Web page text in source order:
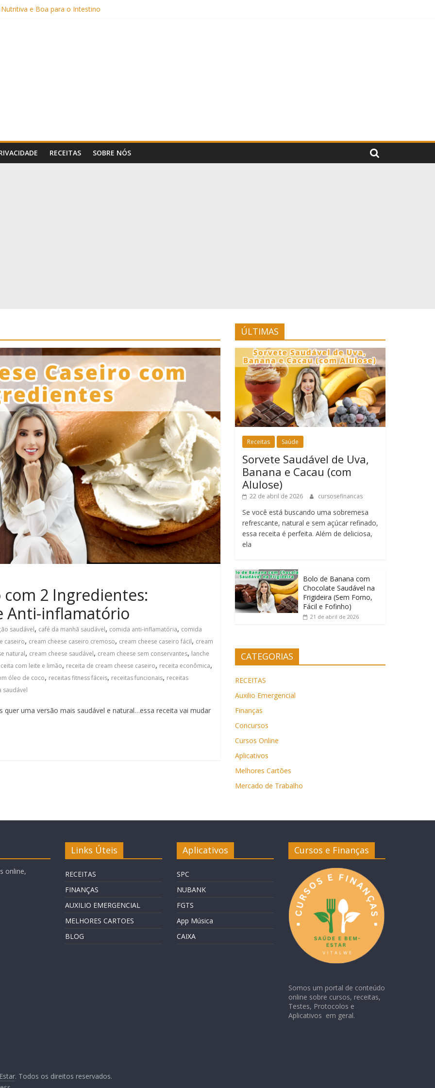
e Boa para o Intestino
(Sem Forno, Fácil e Fofinho)
Receita Prática e Deliciosa
RECEITAS SOBRE NÓS
com 2 Ingredientes:
Anti-inflamatório
saudável, café da manhã saudável, comida anti-inflamatória, comida
caseiro, cream cheese caseiro cremoso, cream cheese caseiro fácil, cream
natural, cream cheese saudável, cream cheese sem conservantes, lanche
com leite e limão, receita de cream cheese caseiro, receita econômica,
óleo de coco, receitas fitness fáceis, receitas funcionais, receitas
saudável
uma versão mais saudável e natural…essa receita vai mudar
ÚLTIMAS
Receitas Saúde
Sorvete Saudável de Uva,
Banana e Cacau (com
Alulose)
22 de abril de 2026 cursosefinancas
Se você está buscando uma sobremesa
refrescante, natural e sem açúcar refinado,
essa receita é perfeita. Além de deliciosa,
ela
Bolo de Banana com
Chocolate Saudável na
Frigideira (Sem Forno,
Fácil e Fofinho)
21 de abril de 2026
CATEGORIAS
RECEITAS
Auxilio Emergencial
Finanças
Concursos
Cursos Online
Aplicativos
Melhores Cartões
Mercado de Trabalho
online,
Links Úteis
RECEITAS
FINANÇAS
AUXILIO EMERGENCIAL
MELHORES CARTOES
BLOG
Aplicativos
SPC
NUBANK
FGTS
App Música
CAIXA
Cursos e Finanças
Somos um portal de conteúdo
online sobre cursos, receitas,
Testes, Protocolos e
Aplicativos em geral.
. Todos os direitos reservados.